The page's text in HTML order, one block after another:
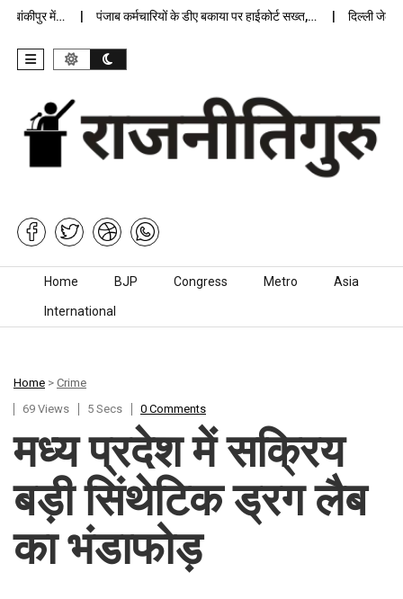
में… पंजाब कर्मचारियों के डीए बकाया पर हाईकोर्ट सख्त,… दिल्ली जेलों में
Skip to content
Home BJP Congress Metro Asia
International
Home > Crime
69 Views
5 Secs 0 Comments
मध्य प्रदेश में सक्रिय
बड़ी सिंथेटिक ड्रग लैब
का भंडाफोड़